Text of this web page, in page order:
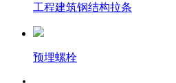
工程建筑钢结构拉条
预埋螺栓